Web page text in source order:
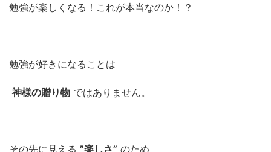
勉強が楽しくなる！これが本当なのか！？
勉強が好きになることは
神様の贈り物 ではありません。
その先に見える ”楽しさ” のため